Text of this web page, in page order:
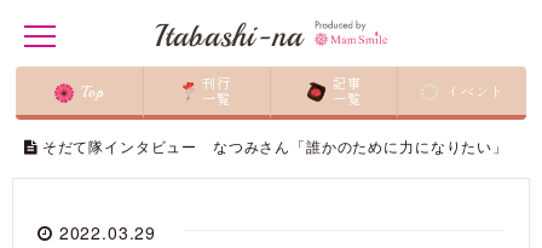
t
o
l
e
n
a
g
Itabashi-na
Top
刊行
一覧
記事
一覧
イベント
ホーム/ イタバシーナ/
そだて隊インタビュー なつみさん「誰かのために力になりたい」
2022.03.29